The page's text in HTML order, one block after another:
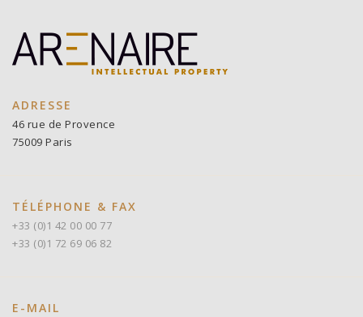
ADRESSE
46 rue de Provence
75009 Paris
TÉLÉPHONE & FAX
+33 (0)1 42 00 00 77
+33 (0)1 72 69 06 82
E-MAIL